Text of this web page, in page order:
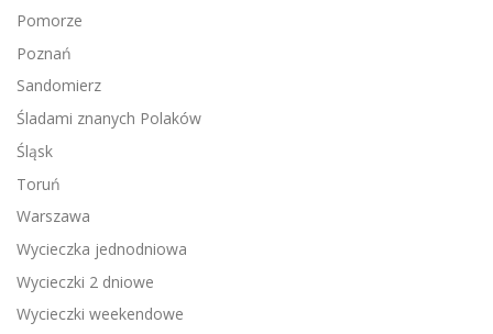
Pomorze
Poznań
Sandomierz
Śladami znanych Polaków
Śląsk
Toruń
Warszawa
Wycieczka jednodniowa
Wycieczki 2 dniowe
Wycieczki weekendowe